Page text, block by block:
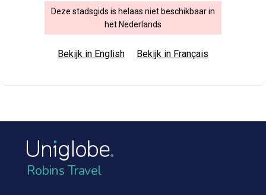
Deze stadsgids is helaas niet beschikbaar in
het Nederlands
Bekijk in English Bekijk in Français
Robins Travel